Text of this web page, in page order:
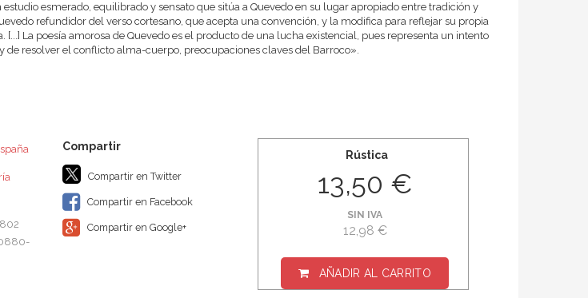
estudio esmerado, equilibrado y sensato que sitúa a Quevedo en su lugar apropiado entre tradición y
refundidor del verso cortesano, que acepta una convención, y la modifica para reflejar su propia
[...] La poesía amorosa de Quevedo es el producto de una lucha existencial, pues representa un intento
de resolver el conflicto alma-cuerpo, preocupaciones claves del Barroco».
Compartir en Twitter
Compartir en Facebook
Compartir en Google+
Rústica
13,50 €
SIN IVA
12,98 €
AÑADIR AL CARRITO